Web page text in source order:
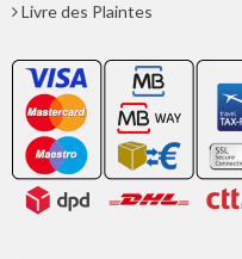
Livre des Plaintes